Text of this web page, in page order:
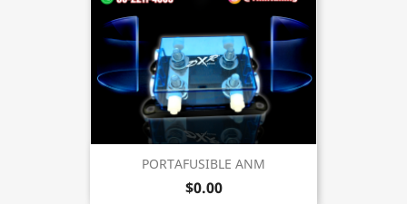
PORTAFUSIBLE ANM
$0.00